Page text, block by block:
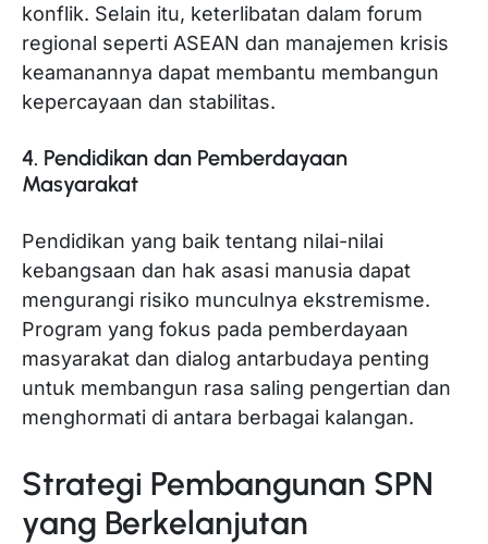
konflik. Selain itu, keterlibatan dalam forum
regional seperti ASEAN dan manajemen krisis
keamanannya dapat membantu membangun
kepercayaan dan stabilitas.
4. Pendidikan dan Pemberdayaan
Masyarakat
Pendidikan yang baik tentang nilai-nilai
kebangsaan dan hak asasi manusia dapat
mengurangi risiko munculnya ekstremisme.
Program yang fokus pada pemberdayaan
masyarakat dan dialog antarbudaya penting
untuk membangun rasa saling pengertian dan
menghormati di antara berbagai kalangan.
Strategi Pembangunan SPN
yang Berkelanjutan